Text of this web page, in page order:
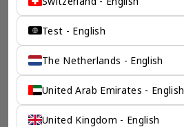
Test - English
The Netherlands - English
United Arab Emirates - English
United Kingdom - English